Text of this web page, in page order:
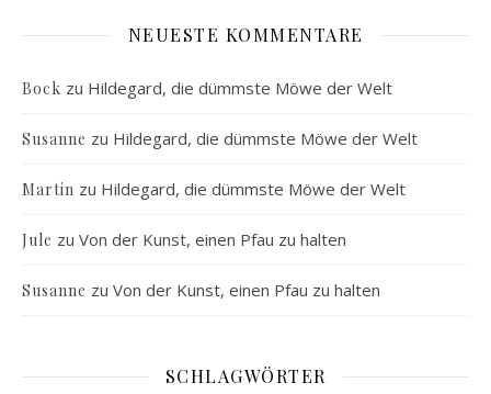
NEUESTE KOMMENTARE
Bock zu Hildegard, die dümmste Möwe der Welt
Susanne zu Hildegard, die dümmste Möwe der Welt
Martin zu Hildegard, die dümmste Möwe der Welt
Jule zu Von der Kunst, einen Pfau zu halten
Susanne zu Von der Kunst, einen Pfau zu halten
SCHLAGWÖRTER